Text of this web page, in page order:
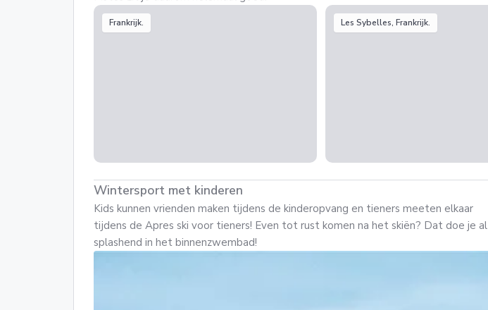
Frankrijk. Les Sybelles, Frankrijk.
Wintersport met kinderen
Kids kunnen vrienden maken tijdens de kinderopvang en tieners meeten elkaar
tijdens de Apres ski voor tieners! Even tot rust komen na het skiën? Dat doe je al
splashend in het binnenzwembad!